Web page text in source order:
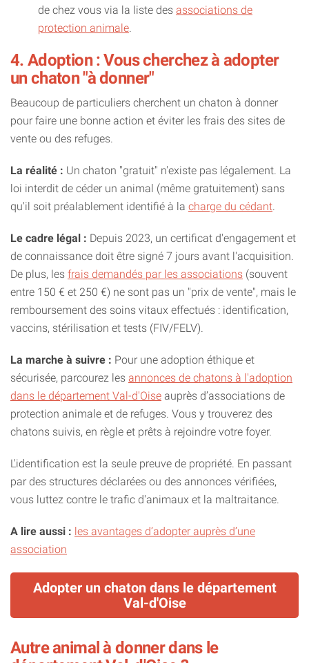
de chez vous via la liste des associations de
protection animale
4. Adoption : Vous cherchez à adopter
un chaton "à donner"
Beaucoup de particuliers cherchent un chaton à donner
pour faire une bonne action et éviter les frais des sites de
vente ou des refuges.
La réalité : Un chaton "gratuit" n'existe pas légalement. La
loi interdit de céder un animal (même gratuitement) sans
qu'il soit préalablement identifié à la charge du cédant
Le cadre légal : Depuis 2023, un certificat d'engagement et
de connaissance doit être signé 7 jours avant l'acquisition.
De plus, les frais demandés par les associations (souvent
entre 150 € et 250 €) ne sont pas un "prix de vente", mais le
remboursement des soins vitaux effectués : identification,
vaccins, stérilisation et tests (FIV/FELV).
La marche à suivre : Pour une adoption éthique et
sécurisée, parcourez les annonces de chatons à l'adoption
dans le département Val-d'Oise auprès d’associations de
protection animale et de refuges. Vous y trouverez des
chatons suivis, en règle et prêts à rejoindre votre foyer.
L'identification est la seule preuve de propriété. En passant
par des structures déclarées ou des annonces vérifiées,
vous luttez contre le trafic d'animaux et la maltraitance.
A lire aussi : les avantages d’adopter auprès d’une
association
Adopter un chaton dans le département
Val-d'Oise
Autre animal à donner dans le